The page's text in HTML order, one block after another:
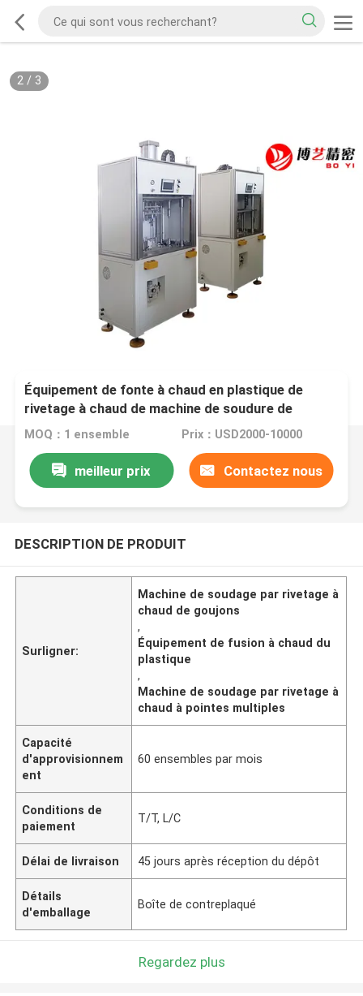
2/ 3
Équipement de fonte à chaud en plastique de
rivetage à chaud de machine de soudure de
goujons multi inclinés
MOQ：1 ensemble Prix：USD2000-10000
meilleur prix Contactez nous
DESCRIPTION DE PRODUIT
Surligner:
Machine de soudage par rivetage à
chaud de goujons
,
Équipement de fusion à chaud du
plastique
,
Machine de soudage par rivetage à
chaud à pointes multiples
Capacité
d'approvisionnem
ent
60 ensembles par mois
Conditions de
paiement
T/T, L/C
Délai de livraison 45 jours après réception du dépôt
Détails
d'emballage
Boîte de contreplaqué
Regardez plus